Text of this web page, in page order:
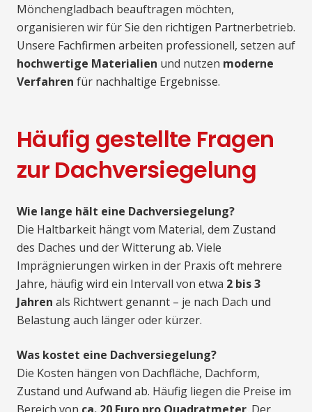
Mönchengladbach beauftragen möchten,
organisieren wir für Sie den richtigen Partnerbetrieb.
Unsere Fachfirmen arbeiten professionell, setzen auf
hochwertige Materialien und nutzen moderne
Verfahren für nachhaltige Ergebnisse.
Häufig gestellte Fragen
zur Dachversiegelung
Wie lange hält eine Dachversiegelung?
Die Haltbarkeit hängt vom Material, dem Zustand
des Daches und der Witterung ab. Viele
Imprägnierungen wirken in der Praxis oft mehrere
Jahre, häufig wird ein Intervall von etwa 2 bis 3
Jahren als Richtwert genannt – je nach Dach und
Belastung auch länger oder kürzer.
Was kostet eine Dachversiegelung?
Die Kosten hängen von Dachfläche, Dachform,
Zustand und Aufwand ab. Häufig liegen die Preise im